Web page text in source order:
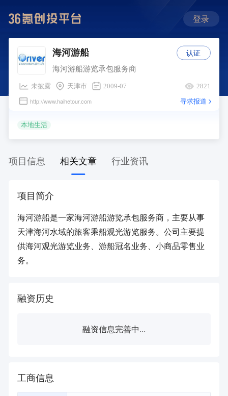
登录
海河游船
海河游船游览承包服务商
未披露 天津市 2009-07 2821
http://www.haihetour.com 寻求报道
本地生活
认证
项目信息 相关文章 行业资讯
项目简介
海河游船是一家海河游船游览承包服务商，主要从事
天津海河水域的旅客乘船观光游览服务。公司主要提
供海河观光游览业务、游船冠名业务、小商品零售业
务。
融资历史
融资信息完善中...
工商信息